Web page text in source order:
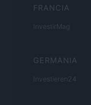
FRANCIA
InvestirMag
GERMANIA
Investieren24